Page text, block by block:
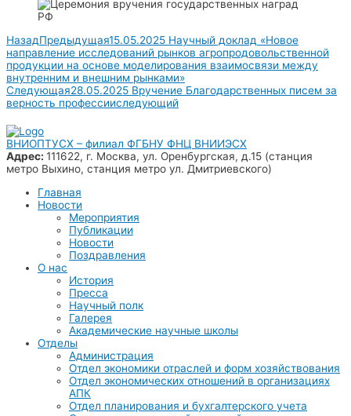
НазадПредыдущая15.05.2025 Научный доклад «Новое
направление исследований рынков агропродовольственной
продукции на основе моделирования взаимосвязи между
внутренним и внешним рынками»
Следующая28.05.2025 Вручение Благодарственных писем за
верность профессииследующий
ВНИОПТУСХ – филиал ФГБНУ ФНЦ ВНИИЭСХ
Адрес: 111622, г. Москва, ул. Оренбургская, д.15 (станция
метро Выхино, станция метро ул. Дмитриевского)
Главная
Новости
Мероприятия
Публикации
Новости
Поздравления
О нас
История
Пресса
Научный полк
Галерея
Академические научные школы
Отделы
Администрация
Отдел экономики отраслей и форм хозяйствования
Отдел экономических отношений в организациях
АПК
Отдел планирования и бухгалтерского учета